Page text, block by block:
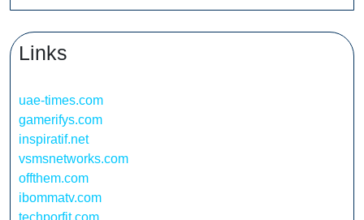
Links
uae-times.com
gamerifys.com
inspiratif.net
vsmsnetworks.com
offthem.com
ibommatv.com
techporfit.com